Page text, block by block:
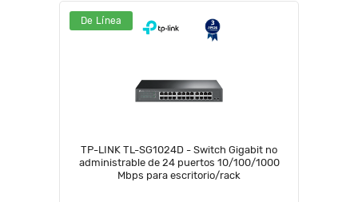
De Línea
TP-LINK TL-SG1024D - Switch Gigabit no
administrable de 24 puertos 10/100/1000
Mbps para escritorio/rack